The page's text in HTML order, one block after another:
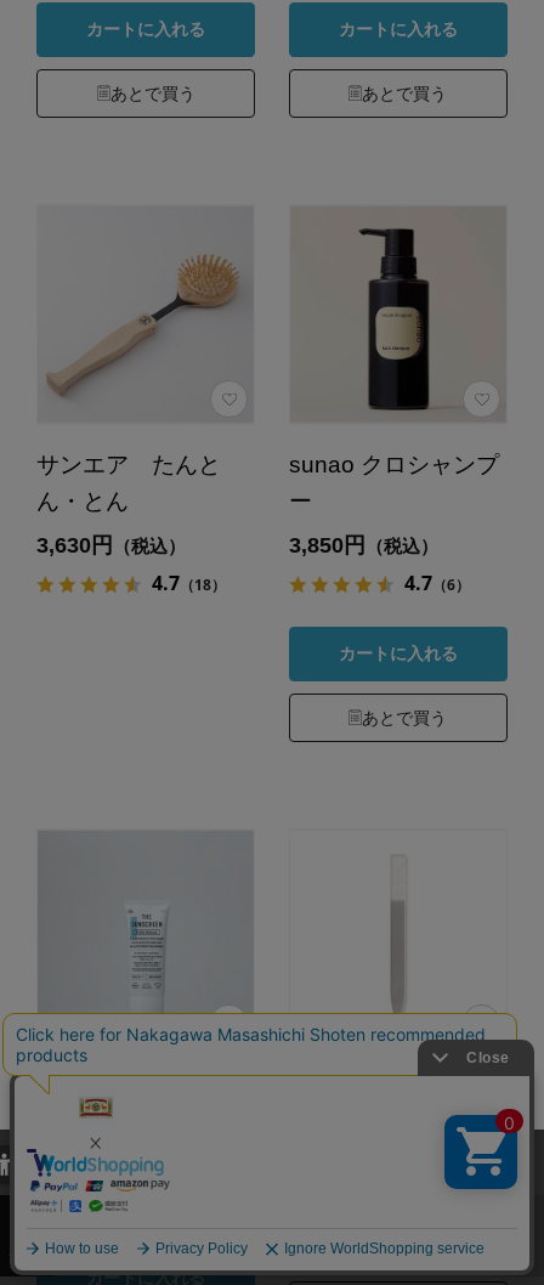
カートに入れる
あとで買う
カートに入れる
あとで買う
サンエア たんと
ん・とん
3,630円 （税込）
4.7（18）
sunao クロシャンプ
ー
3,850円 （税込）
4.7（6）
カートに入れる
あとで買う
THE SUNSCREEN
Think Nature
3,960円（税込）
カートに入れる
（31）
カートに入れる
当サイトでは、当サイト内における閲覧履歴・属性情報などの取得およ
び利便性向上のためにクッキー（Cookie）を使用いたします。詳細に
関しては「プライバシーポリシー
承諾する